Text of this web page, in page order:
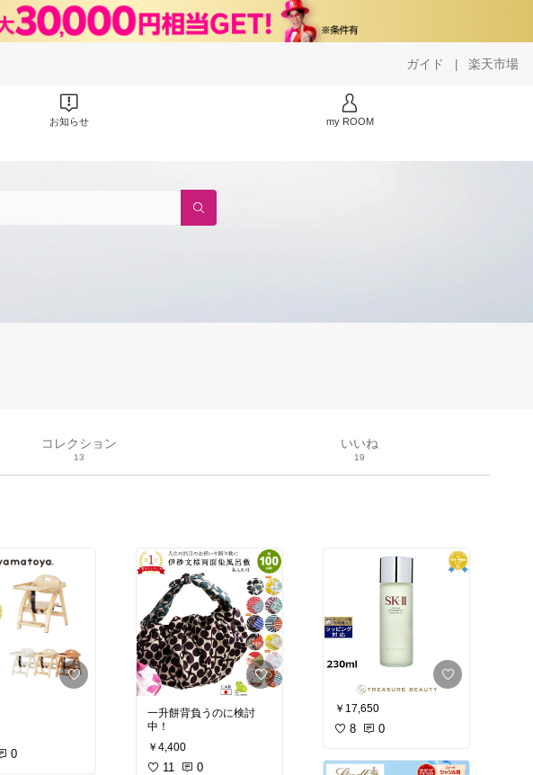
ガイド | 楽天市場
お知らせ my ROOM
コレクション
13
いいね
19
0
一升餅背負うのに検討
中！
￥4,400
11 0
￥17,650
8 0